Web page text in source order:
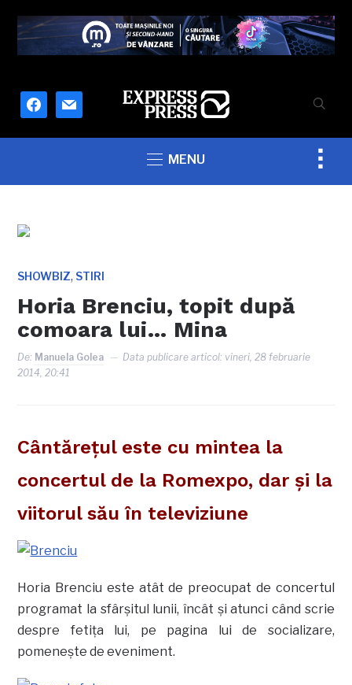
facebook
mail
MENU
SHOWBIZ, STIRI
Horia Brenciu, topit după
comoara lui… Mina
De: Manuela Golea Data publicare articol: vineri, 28 februarie
2014, 20:41
Cântăreţul este cu mintea la
concertul de la Romexpo, dar şi la
viitorul său în televiziune
Horia Brenciu este atât de preocupat de concertul
programat la sfârşitul lunii, încât şi atunci când scrie
despre fetiţa lui, pe pagina lui de socializare,
pomeneşte de eveniment.